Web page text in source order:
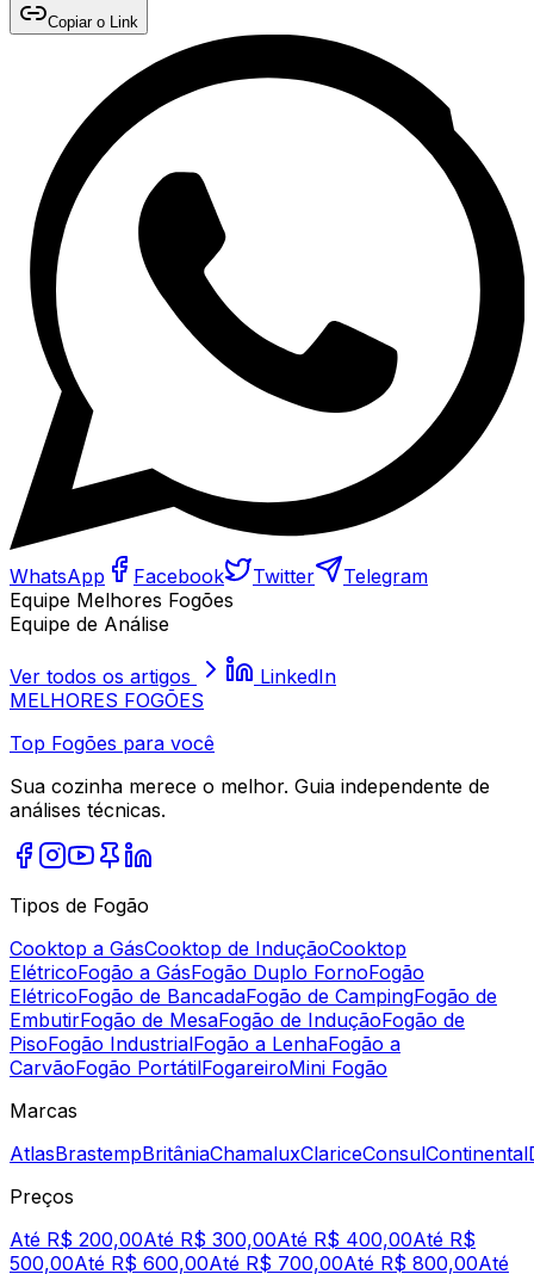
Copiar o Link
WhatsApp Facebook Twitter
Telegram
Equipe Melhores Fogões
Equipe de Análise
Ver todos os artigos
LinkedIn
MELHORES FOGÕES
Top Fogões para você
Sua cozinha merece o melhor. Guia independente de
análises técnicas.
Tipos de Fogão
Cooktop a GásCooktop de InduçãoCooktop
ElétricoFogão a GásFogão Duplo FornoFogão
ElétricoFogão de BancadaFogão de CampingFogão de
EmbutirFogão de MesaFogão de InduçãoFogão de
PisoFogão IndustrialFogão a LenhaFogão a
CarvãoFogão PortátilFogareiroMini Fogão
Marcas
AtlasBrastempBritâniaChamaluxClariceConsulContinental
Preços
Até R$ 200,00Até R$ 300,00Até R$ 400,00Até R$
500,00Até R$ 600,00Até R$ 700,00Até R$ 800,00Até